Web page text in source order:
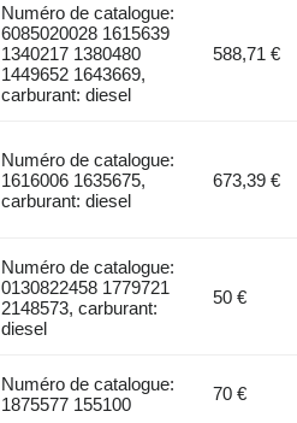
Numéro de catalogue:
6085020028 1615639
1340217 1380480
1449652 1643669,
carburant: diesel
588,71 €
Numéro de catalogue:
1616006 1635675,
carburant: diesel
673,39 €
Numéro de catalogue:
0130822458 1779721
2148573, carburant:
diesel
50 €
Numéro de catalogue:
1875577 155100
70 €